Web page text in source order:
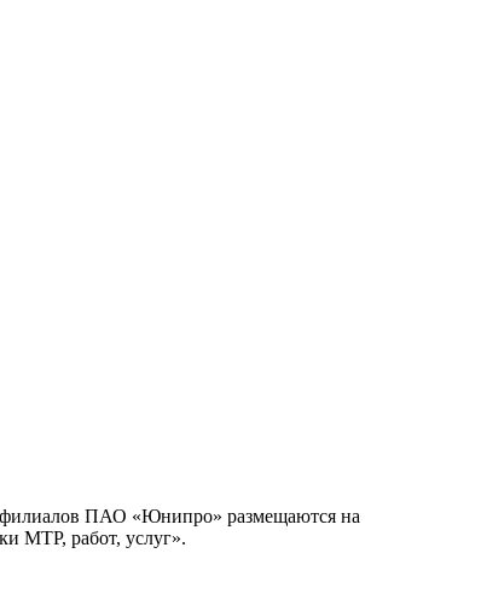
филиалов ПАО «Юнипро» размещаются на
МТР, работ, услуг».